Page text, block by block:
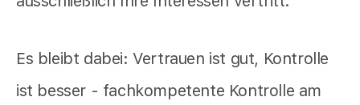
Es bleibt dabei: Vertrauen ist gut, Kontrolle
ist besser - fachkompetente Kontrolle am